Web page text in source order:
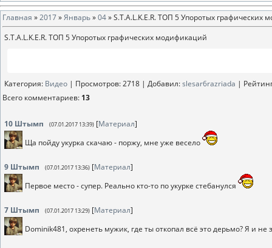
Главная »2017»Январь»04» S.T.A.L.K.E.R. ТОП 5 Упоротых графических
S.T.A.L.K.E.R. ТОП 5 Упоротых графических модификаций
Категория: Видео | Просмотров: 2718 | Добавил:slesar6razriada |
Всего комментариев: 13
10 Штымп (07.01.2017 13:39) [Материал]
Ща пойду укурка скачаю - поржу, мне уже весело
9 Штымп (07.01.2017 13:36) [Материал]
Первое место - супер. Реально кто-то по укурке стебанулся
7 Штымп (07.01.2017 13:29) [Материал]
Dominik481, охренеть мужик, где ты откопал всё это дерьмо? Я и